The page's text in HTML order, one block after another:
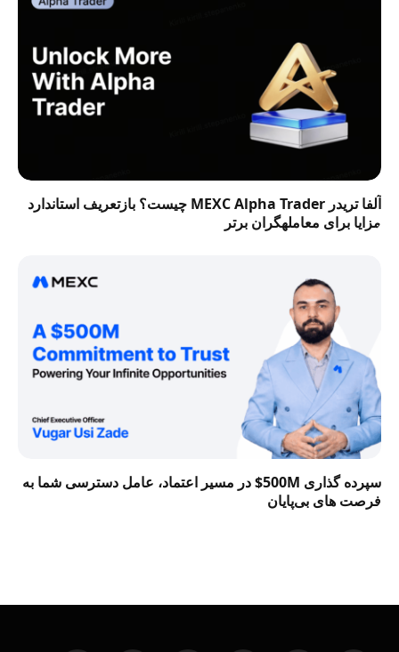
آلفا تریدر MEXC Alpha Trader چیست؟ بازتعریف استاندارد
مزایا برای معاملهگران برتر
سپرده گذاری 500M$ در مسیر اعتماد، عامل دسترسی شما به
فرصت‌ های بی‌پایان